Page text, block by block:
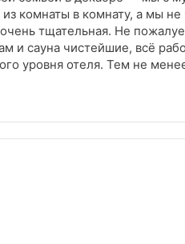
комнаты в комнату, а мы
тщательная. Не
и сауна чистейшие, всё
уровня отеля. Тем не
приём!